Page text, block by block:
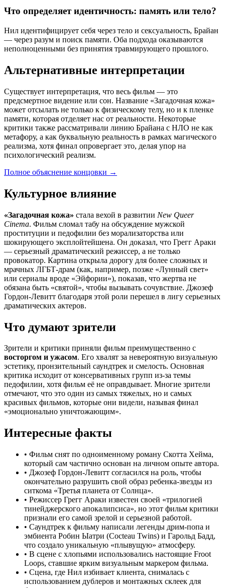
Что определяет идентичность: память или тело?
Нил идентифицирует себя через тело и сексуальность, Брайан
— через разум и поиск памяти. Оба подхода оказываются
неполноценными без принятия травмирующего прошлого.
Альтернативные интерпретации
Существует интерпретация, что весь фильм — это
предсмертное видение или сон. Название «Загадочная кожа»
может отсылать не только к физическому телу, но и к пленке
памяти, которая отделяет нас от реальности. Некоторые
критики также рассматривали линию Брайана с НЛО не как
метафору, а как буквальную реальность в рамках магического
реализма, хотя финал опровергает это, делая упор на
психологический реализм.
Полное объяснение концовки →
Культурное влияние
«Загадочная кожа» стала вехой в развитии New Queer
Cinema. Фильм сломал табу на обсуждение мужской
проституции и педофилии без морализаторства или
шокирующего эксплойтейшена. Он доказал, что Грегг Араки
— серьезный драматический режиссер, а не только
провокатор. Картина открыла дорогу для более сложных и
мрачных ЛГБТ-драм (как, например, позже «Лунный свет»
или сериалы вроде «Эйфории»), показав, что жертва не
обязана быть «святой», чтобы вызывать сочувствие. Джозеф
Гордон-Левитт благодаря этой роли перешел в лигу серьезных
драматических актеров.
Что думают зрители
Зрители и критики приняли фильм преимущественно с
восторгом и ужасом. Его хвалят за невероятную визуальную
эстетику, пронзительный саундтрек и смелость. Основная
критика исходит от консервативных групп из-за темы
педофилии, хотя фильм её не оправдывает. Многие зрители
отмечают, что это один из самых тяжелых, но и самых
красивых фильмов, которые они видели, называя финал
«эмоционально уничтожающим».
Интересные факты
• Фильм снят по одноименному роману Скотта Хейма,
который сам частично основан на личном опыте автора.
• Джозеф Гордон-Левитт согласился на роль, чтобы
окончательно разрушить свой образ ребенка-звезды из
ситкома «Третья планета от Солнца».
• Режиссер Грегг Араки известен своей «трилогией
тинейджерского апокалипсиса», но этот фильм критики
признали его самой зрелой и серьезной работой.
• Саундтрек к фильму написали легенды дрим-попа и
эмбиента Робин Ыатри (Cocteau Twins) и Гарольд Бадд,
что создало уникальную «плывущую» атмосферу.
• В сцене с хлопьями использовались настоящие Froot
Loops, ставшие ярким визуальным маркером фильма.
• Сцена, где Нил избивает клиента, снималась с
использованием дублеров и монтажных склеек для